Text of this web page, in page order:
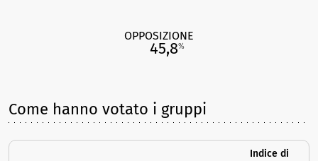
OPPOSIZIONE
45,8%
Come hanno votato i gruppi
Indice di